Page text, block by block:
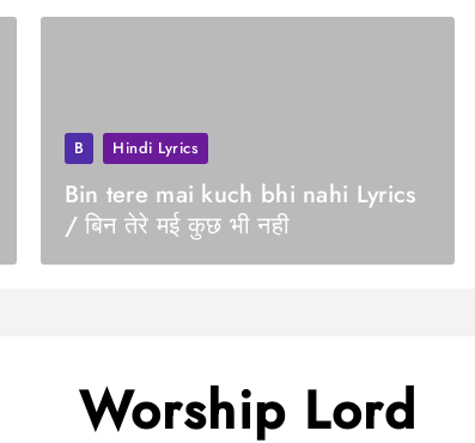
B Hindi Lyrics
Bin tere mai kuch bhi nahi Lyrics
/ बिन तेरे मई कुछ भी नही
Worship Lord